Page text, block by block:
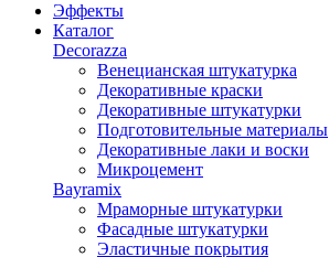
Эффекты
Каталог
Decorazza
Венецианская штукатурка
Декоративные краски
Декоративные штукатурки
Подготовительные материалы
Декоративные лаки и воски
Микроцемент
Bayramix
Мраморные штукатурки
Фасадные штукатурки
Эластичные покрытия